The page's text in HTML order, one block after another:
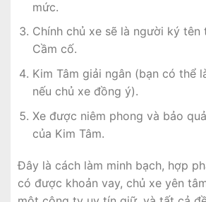
mức.
Chính chủ xe sẽ là người ký tên
Cầm cố.
Kim Tâm giải ngân (bạn có thể
nếu chủ xe đồng ý).
Xe được niêm phong và bảo
của Kim Tâm.
Đây là cách làm minh bạch, hợp
có được khoản vay, chủ xe yên